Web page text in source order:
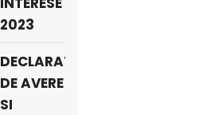
2023
DECLARATII
DE AVERE
SI